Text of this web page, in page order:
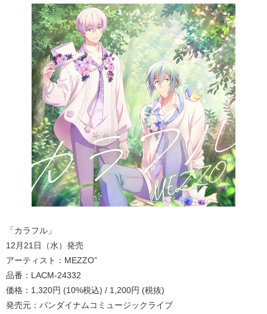
「カラフル」
12月21日（水）発売
アーティスト：MEZZO”
品番：LACM-24332
価格：1,320円 (10%税込) / 1,200円 (税抜)
発売元：バンダイナムコミュージックライブ